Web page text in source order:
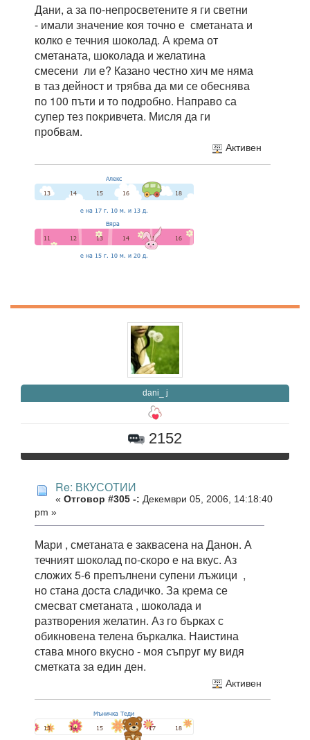
Дани, а за по-непросветените я ги светни
- имали значение коя точно е сметаната и
колко е течния шоколад. А крема от
сметаната, шоколада и желатина
смесени ли е? Казано честно хич ме няма
в таз дейност и трябва да ми се обеснява
по 100 пъти и то подробно. Направо са
супер тез покривчета. Мисля да ги
пробвам.
Активен
dani_ j
2152
Re: ВКУСОТИИ
« Отговор #305 -: Декември 05, 2006, 14:18:40
pm »
Мари , сметаната е заквасена на Данон. А
течният шоколад по-скоро е на вкус. Аз
сложих 5-6 препълнени супени лъжици ,
но стана доста сладичко. За крема се
смесват сметаната , шоколада и
разтворения желатин. Аз го бърках с
обикновена телена бъркалка. Наистина
става много вкусно - моя съпруг му видя
сметката за един ден.
Активен